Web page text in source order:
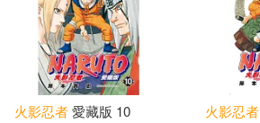
岸本齊史、東山彰良(3)
矢野隆(3)
出版社 (可複選)
火影忍者愛藏版 10
火影忍者